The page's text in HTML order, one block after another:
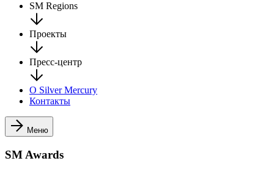
SM Regions
Проекты
Пресс-центр
О Silver Mercury
Контакты
Меню
SM Awards